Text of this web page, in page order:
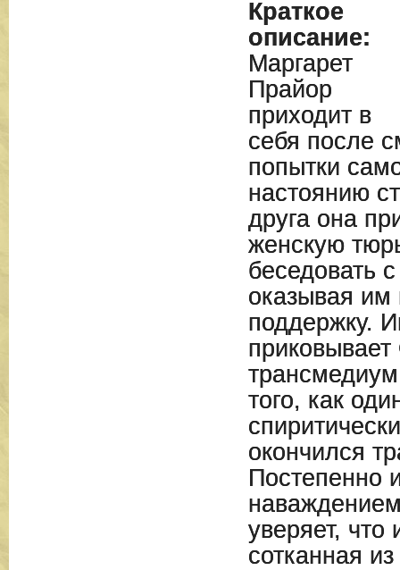
Краткое
описание:
Маргарет
Прайор
приходит в
себя после
попытки
настоянию
друга она
женскую
беседовать
оказывая
поддержку.
того, как
окончился
Постепенно
уверяет, что
сотканная